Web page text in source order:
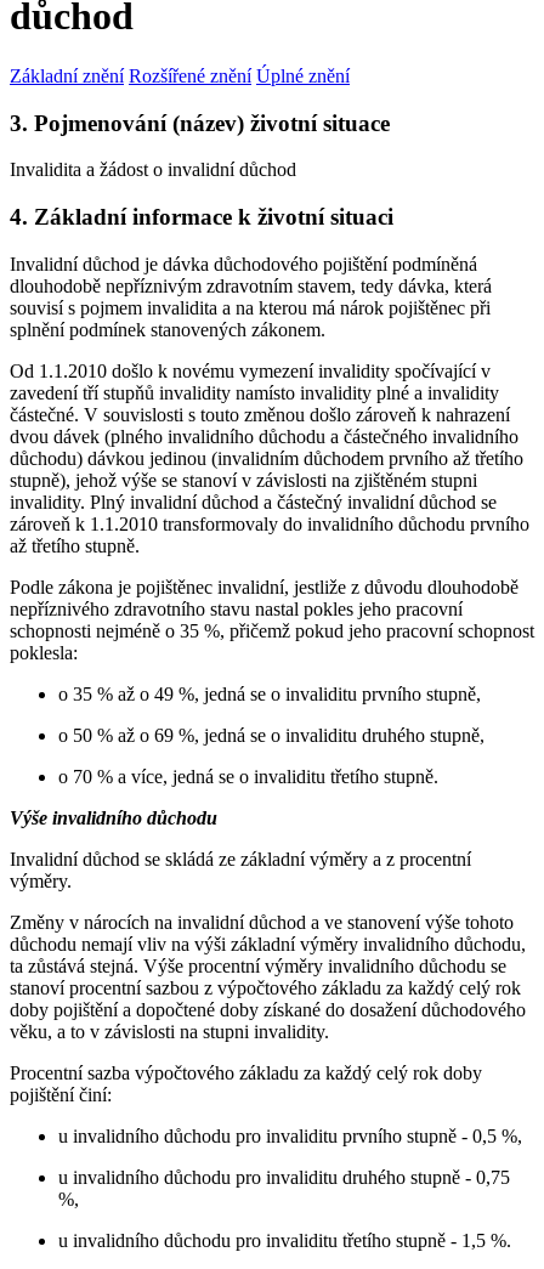
důchod
Základní znění Rozšířené znění Úplné znění
3. Pojmenování (název) životní situace
Invalidita a žádost o invalidní důchod
4. Základní informace k životní situaci
Invalidní důchod je dávka důchodového pojištění podmíněná
dlouhodobě nepříznivým zdravotním stavem, tedy dávka, která
souvisí s pojmem invalidita a na kterou má nárok pojištěnec při
splnění podmínek stanovených zákonem.
Od 1.1.2010 došlo k novému vymezení invalidity spočívající v
zavedení tří stupňů invalidity namísto invalidity plné a invalidity
částečné. V souvislosti s touto změnou došlo zároveň k nahrazení
dvou dávek (plného invalidního důchodu a částečného invalidního
důchodu) dávkou jedinou (invalidním důchodem prvního až třetího
stupně), jehož výše se stanoví v závislosti na zjištěném stupni
invalidity. Plný invalidní důchod a částečný invalidní důchod se
zároveň k 1.1.2010 transformovaly do invalidního důchodu prvního
až třetího stupně.
Podle zákona je pojištěnec invalidní, jestliže z důvodu dlouhodobě
nepříznivého zdravotního stavu nastal pokles jeho pracovní
schopnosti nejméně o 35 %, přičemž pokud jeho pracovní schopnost
poklesla:
o 35 % až o 49 %, jedná se o invaliditu prvního stupně,
o 50 % až o 69 %, jedná se o invaliditu druhého stupně,
o 70 % a více, jedná se o invaliditu třetího stupně.
Výše invalidního důchodu
Invalidní důchod se skládá ze základní výměry a z procentní
výměry.
Změny v nárocích na invalidní důchod a ve stanovení výše tohoto
důchodu nemají vliv na výši základní výměry invalidního důchodu,
ta zůstává stejná. Výše procentní výměry invalidního důchodu se
stanoví procentní sazbou z výpočtového základu za každý celý rok
doby pojištění a dopočtené doby získané do dosažení důchodového
věku, a to v závislosti na stupni invalidity.
Procentní sazba výpočtového základu za každý celý rok doby
pojištění činí:
u invalidního důchodu pro invaliditu prvního stupně - 0,5 %,
u invalidního důchodu pro invaliditu druhého stupně - 0,75
%,
u invalidního důchodu pro invaliditu třetího stupně - 1,5 %.